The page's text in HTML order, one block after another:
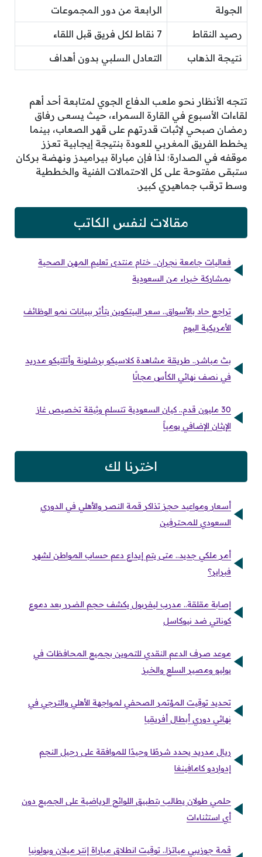
الجولة الرابعة من دور المجموعات
رصيد النقاط 7 نقاط لكل فريق قبل اللقاء
نتيجة الذهاب التعادل السلبي بدون أهداف
تتجه الأنظار نحو ملعب الدفاع الجوي لمتابعة أحد أهم
لقاءات الأسبوع في القارة السمراء، حيث يسعى رفاق
رمضان صبحي لإثبات قدرتهم على قهر الصعاب، بينما
يخطط الفريق المغربي للعودة بنتيجة إيجابية تعزز
موقفه في الصدارة؛ لذا فإن مباراة بيراميدز ونهضة بركان
ستبقى مفتوحة على كل الاحتمالات الفنية والخططية
وسط ترقب جماهيري كبير.
مقالات لنفس الكاتب
فعاليات جامعة نجران.. ختام منتدى تعليم المهن الصحية
بمشاركة خبراء من السعودية
تراجع حاد بالأسواق.. سعر البيتكوين يتأثر ببيانات نمو الوظائف
الأمريكية اليوم
بث مباشر.. طريقة مشاهدة كلاسيكو برشلونة وأتلتيكو مدريد
في نصف نهائي الكأس مجانًا
30 مليون قدم.. كيان السعودية تتسلم وثيقة تخصيص غاز
الإيثان الإضافي يومياً
اخترنا لك
أسعار ومواعيد حجز تذاكر قمة النصر والأهلي في الدوري
السعودي للمحترفين
أمر ملكي جديد.. متى يتم إيداع دعم حساب المواطن لشهر
فبراير؟
إصابة مقلقة.. مدرب ليفربول يكشف حجم الضرر بعد دموع
كوناتي ضد نيوكاسل
موعد صرف الدعم النقدي للتموين بجميع المحافظات في
يوليو ومصير السلع والخبز
تحديد توقيت المؤتمر الصحفي لمواجهة الأهلي والترجي في
نهائي دوري أبطال أفريقيا
ريال مدريد يحدد شرطًا وحيدًا للموافقة على رحيل النجم
إدواردو كامافينغا
حلمي طولان يطالب بتطبيق اللوائح الرياضية على الجميع دون
أي استثناءات
قمة جوزيبي مياتزا.. توقيت انطلاق مباراة إنتر ميلان وبولونيا